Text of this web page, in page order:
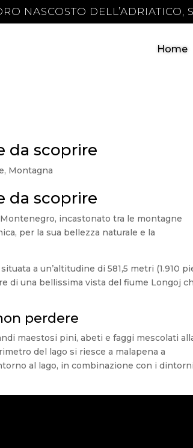
NASCOSTO DELL’ADRIATICO,
Home
da scoprire
, Montagna
da scoprire
incastonato tra le montagne
per la sua bellezza naturale e la
a un’altitudine di 581,5 metri (1.910
di una bellissima vista del fiume Longoj
perdere
maestosi pini, abeti e faggi mescolati
del lago si riesce a malapena a
al lago, in combinazione con i dintorni